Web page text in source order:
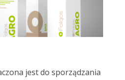
jest do sporządzania